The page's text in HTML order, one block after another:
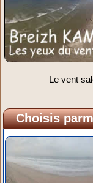
Le vent
Choisis